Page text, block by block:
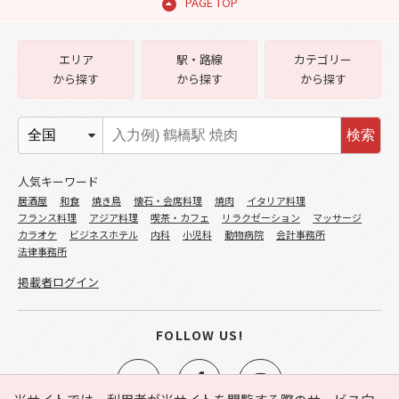
エリア
から探す
駅・路線
から探す
カテゴリー
から探す
検索
人気キーワード
居酒屋 和食 焼き鳥 懐石・会席料理 焼肉
イタリア料理
フランス料理
アジア料理 喫茶・カフェ リラクゼーション
マッサージ
カラオケ
ビジネスホテル 内科 小児科 動物病院
会計事務所
法律事務所
掲載者ログイン
FOLLOW US!